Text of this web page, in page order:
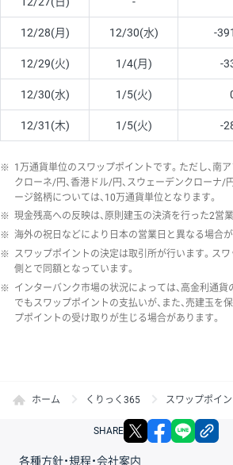
12/28(月) 12/30(水) -391
12/29(火) 1/4(月) -
12/30(水) 1/5(火)
12/31(木) 1/5(火) -
※ 1万通貨単位のスワップポイントです。ただし、南
クローネ/円、香港ドル/円、スウェーデンクローナ/
ージ銘柄については、10万通貨単位となります。
※ 現金残高への反映は、原則建玉の決済を行った2営
※ 海外の祝日などにより日本の営業日と異なる場合が
※ スワップポイントの決定は取引所が行います。ス
側とで同額となっています。
※ インターバンク市場の状況によっては、高金利通
でもスワップポイントの支払いが、また、売建玉を
プポイントの受け取りが生じる場合があります。
ホーム くりっく365 スワップポイ
SHARE X
各種方針・規程・会社案内